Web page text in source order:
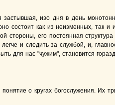
застывшая, изо дня в день
состоит как из неизменных, так и
стороны, его постоянная структура
и следить за службой, и,
для нас "чужим", становится
о кругах богослужения. Их